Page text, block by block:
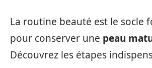
La routine beauté est le socle
pour conserver une peau
Découvrez les étapes